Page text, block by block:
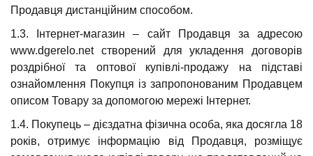
Продавця дистанційним способом.
1.3. Інтернет-магазин – сайт Продавця за адресою
www.dgerelo.net створений для укладення договорів
роздрібної та оптової купівлі-продажу на підставі
ознайомлення Покупця із запропонованим Продавцем
описом Товару за допомогою мережі Інтернет.
1.4. Покупець – дієздатна фізична особа, яка досягла 18
років, отримує інформацію від Продавця, розміщує